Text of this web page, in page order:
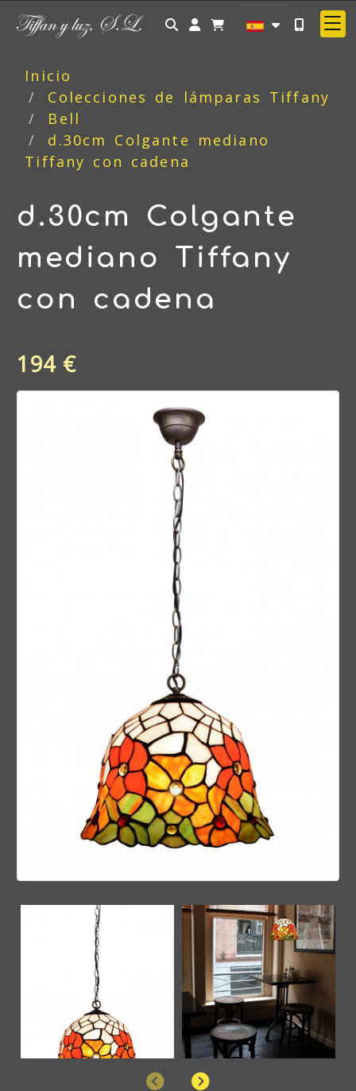
Identifícate
Inicio
Colecciones de lámparas Tiffany
Bell
d.30cm Colgante mediano
Tiffany con cadena
d.30cm Colgante
mediano Tiffany
con cadena
194 €
AnteriorSiguiente